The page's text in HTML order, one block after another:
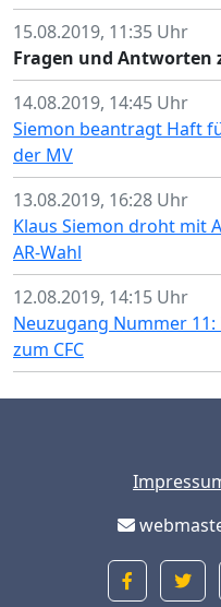
15.08.2019, 11:35 Uhr
Fragen und
14.08.2019, 14:45 Uhr
Siemon beantragt Haft
der MV
13.08.2019, 16:28 Uhr
Klaus Siemon droht mit
AR-Wahl
12.08.2019, 14:15 Uhr
Neuzugang Nummer
zum CFC